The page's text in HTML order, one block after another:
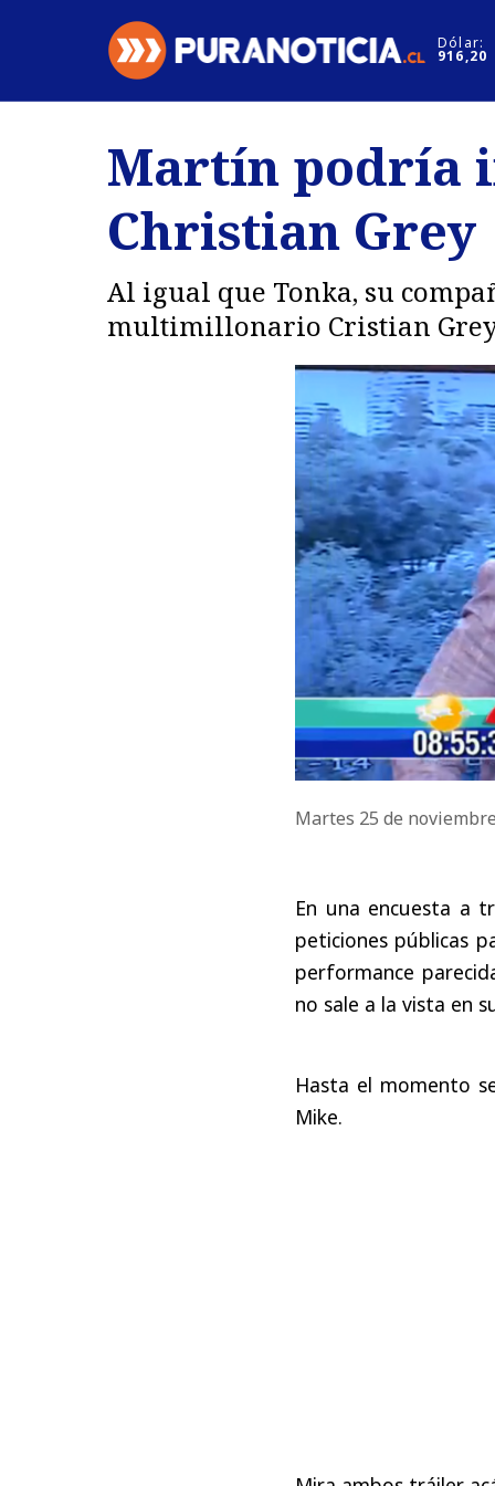
Dólar:
916,20
Regiones
Deportes Motores
Martín podría
Christian Grey
Al igual que Tonka, su
multimillonario Cristian Grey
Martes 25 de
En una encuesta a
peticiones públicas
performance
no sale a la vista en
Hasta el momento
Mike.